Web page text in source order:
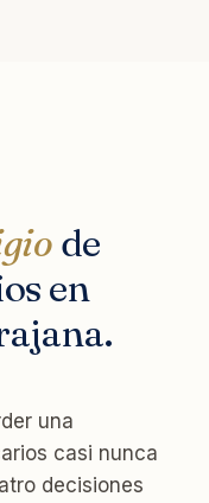
de
en
una
casi nunca
decisiones